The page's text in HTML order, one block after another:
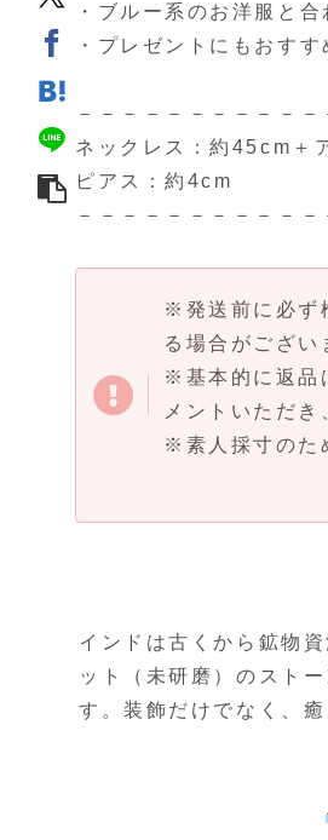
・ブルー系のお洋服と
・プレゼントにもおす
－－－－－－－－－－－
ネックレス：約45cm＋
ピアス：約4cm
－－－－－－－－－－－
※発送前に必ず
る場合がござい
※基本的に返品
メントいただ
※素人採寸のた
インドは古くから鉱物
ット（未研磨）のスト
す。装飾だけでなく、